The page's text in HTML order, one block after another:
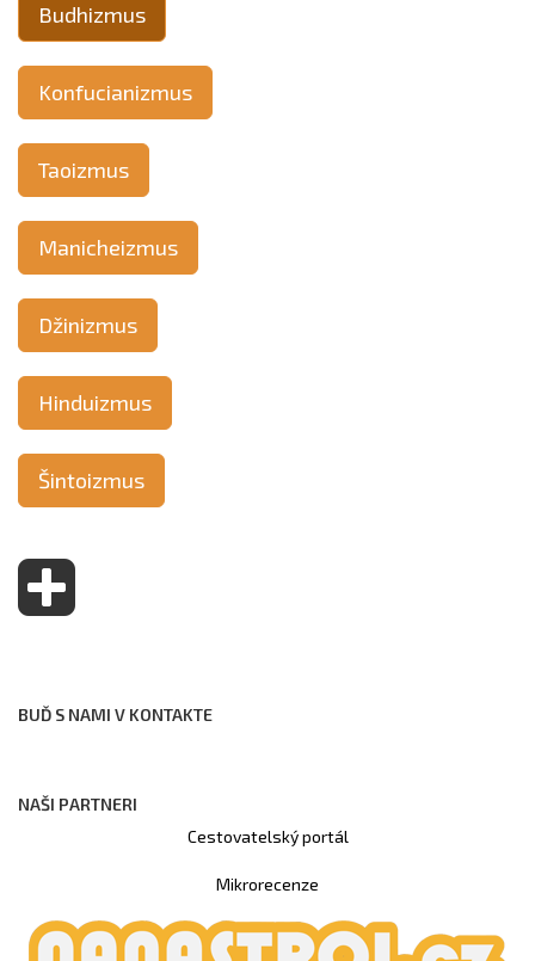
Budhizmus
Konfucianizmus
Taoizmus
Manicheizmus
Džinizmus
Hinduizmus
Šintoizmus
BUĎ S NAMI V KONTAKTE
NAŠI PARTNERI
Cestovatelský portál
Mikrorecenze